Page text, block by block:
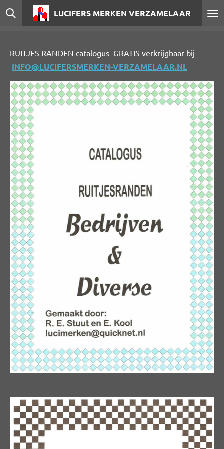
Ga
direct
de
hoofdinhoud
LUCIFERS MERKEN VERZAMELAAR
RUITJES RANDEN catalogus GRATIS verkrijgbaar bij
INFO@LUCIFERSMERKEN-VERZAMELAAR.NL